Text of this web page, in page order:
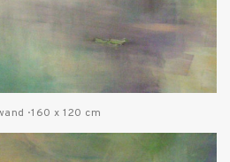
· 160 x 120 cm